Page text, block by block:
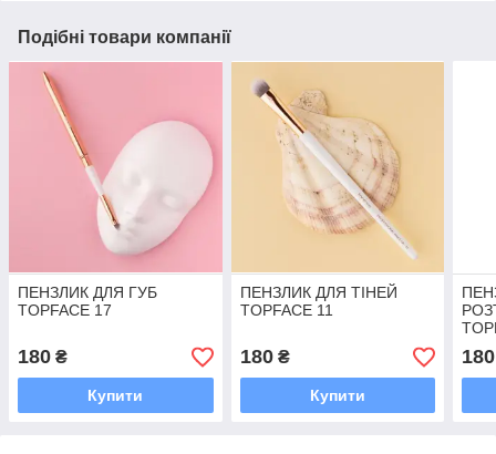
Подібні товари компанії
ПЕНЗЛИК ДЛЯ ГУБ
TOPFACE 17
180 ₴
Купити
ПЕНЗЛИК ДЛЯ ТІНЕЙ
TOPFACE 11
180₴
Купити
180